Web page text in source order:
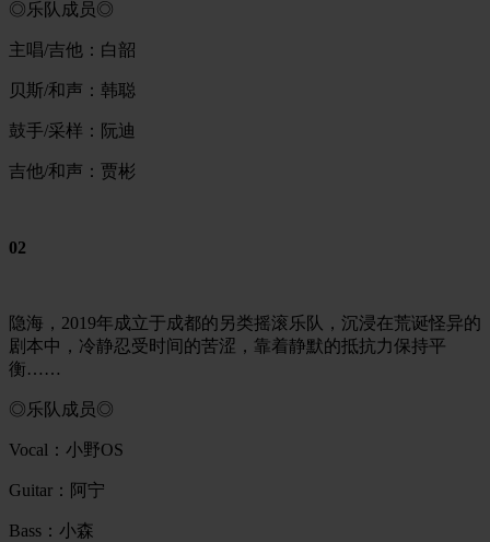
◎乐队成员◎
主唱/吉他：白韶
贝斯/和声：韩聪
鼓手/采样：阮迪
吉他/和声：贾彬
02
隐海，2019年成立于成都的另类摇滚乐队，沉浸在荒诞怪异的
剧本中，冷静忍受时间的苦涩，靠着静默的抵抗力保持平
衡……
◎乐队成员◎
Vocal：小野OS
Guitar ：阿宁
Bass：小森